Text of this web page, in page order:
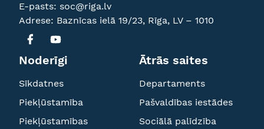
E-pasts: soc@riga.lv
Adrese: Baznīcas ielā 19/23, Rīga, LV – 1010
Noderīgi
Sīkdatnes
Piekļūstamība
Piekļūstamības
Ātrās saites
Departaments
Pašvaldības iestādes
Sociālā palīdzība